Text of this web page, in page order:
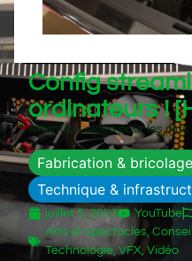
Config
ordinateurs !
Attention, vidéo pour les
Fabrication & bricolage
Technique &
juillet 5, 2023 YouTube
Arts et spectacles, Conseil
Technologie, VFX, Vidéo